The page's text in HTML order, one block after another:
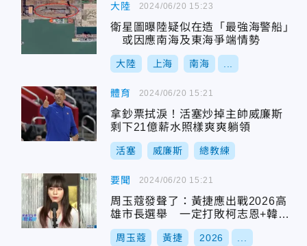
大陸
衛星圖曝陸疑似在造「最強海警船」
或因應南海及東海爭端情勢
大陸 上海 南海
2024/06/20 15:23
體育
拿鈔票拭淚！活塞炒掉主帥威廉斯
剩下21億薪水照樣爽爽躺領
活塞 威廉斯 總教練
2024/06/20 15:21
要聞
周玉蔻發聲了：黃捷應出戰2026高
雄市長選舉 一定打敗柯志恩+韓國
瑜接班陳其邁
周玉蔻 黃捷 2026
2024/06/20 15:21